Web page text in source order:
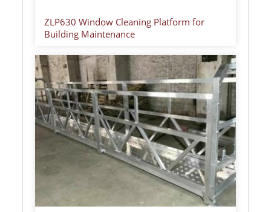
ZLP630 Window Cleaning Platform for
Building Maintenance